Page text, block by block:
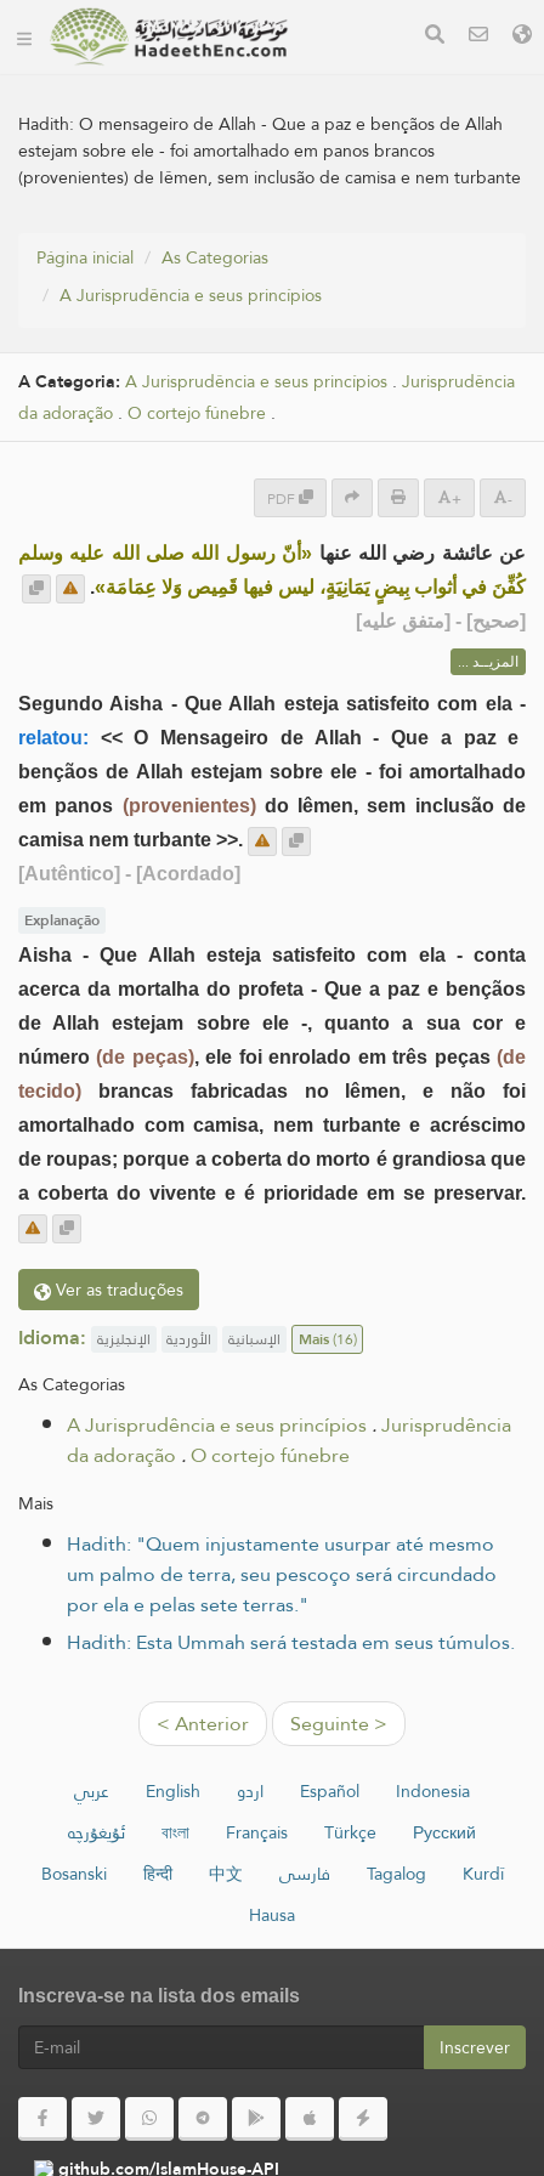
Hadith:O mensageiro de Allah - Que a paz e bençãos de Allah
estejam sobre ele - foi amortalhado em panos brancos
(provenientes) de Iêmen, sem inclusão de camisa e nem turbante
Página inicial
As Categorias
A Jurisprudência e seus princípios
A Categoria: A Jurisprudência e seus princípios . Jurisprudência
da adoração . O cortejo fúnebre .
PDF + -
عن عائشة رضي الله عنها «أنّ رسول الله صلى الله عليه وسلم
كُفِّنَ في أثواب بِيضٍ يَمَانِيَةٍ، ليس فيها قَمِيص وَلا عِمَامَة».
[صحيح] - [متفق عليه]
المزيــد ...
Segundo Aisha - Que Allah esteja satisfeito com ela -
relatou: << O Mensageiro de Allah - Que a paz e
bençãos de Allah estejam sobre ele - foi amortalhado
em panos (provenientes)do Iêmen, sem inclusão de
camisa nem turbante >>.
[Autêntico] - [Acordado]
Explanação
Aisha - Que Allah esteja satisfeito com ela - conta
acerca da mortalha do profeta - Que a paz e bençãos
de Allah estejam sobre ele -, quanto a sua cor e
número(de peças), ele foi enrolado em três peças(de
tecido) brancas fabricadas no Iêmen, e não foi
amortalhado com camisa, nem turbante e acréscimo
de roupas; porque a coberta do morto é grandiosa que
a coberta do vivente e é prioridade em se preservar.
Ver as traduções
Idioma: الإنجليزية الأوردية الإسبانية Mais(16)
As Categorias
A Jurisprudência e seus princípios.Jurisprudência
da adoração .O cortejo fúnebre
Mais
Hadith: "Quem injustamente usurpar até mesmo
um palmo de terra, seu pescoço será circundado
por ela e pelas sete terras."
Hadith: Esta Ummah será testada em seus túmulos.
< Anterior Seguinte >
عربي English اردو Español
Indonesia
ئۇيغۇرچە
বাংলা Français Türkçe
Русский
Bosanski
हिन्दी 中文 فارسی Tagalog
Kurdî
Hausa
Inscreva-se na lista dos emails
Inscrever
github.com/IslamHouse-API